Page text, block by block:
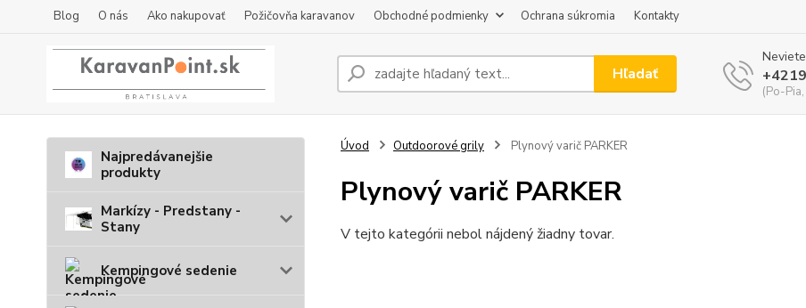
Blog O nás Ako nakupovať Požičovňa karavanov Obchodné podmienky Ochrana súkromia Kontakty
Hľadať
(Po-
Najpredávanejšie
produkty
Markízy - Predstany -
Stany
Kempingové sedenie
Úvod Outdoorové grily Plynový varič PARKER
Plynový varič PARKER
V tejto kategórii nebol nájdený žiadny tovar.